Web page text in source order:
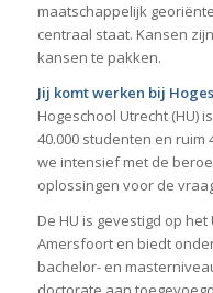
maatschappelijk
centraal staat. Kansen
kansen te pakken.
Jij komt werken bij
Hogeschool Utrecht (HU)
40.000 studenten en ruim
we intensief met de
oplossingen voor de
De HU is gevestigd op
Amersfoort en biedt
bachelor- en